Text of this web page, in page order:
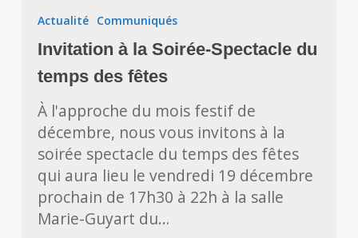
à
Soirée-
Spectacle
du
temps
des
fêtes
Actualité Communiqués
Invitation à la Soirée-Spectacle du
temps des fêtes
À l'approche du mois festif de
décembre, nous vous invitons à la
soirée spectacle du temps des fêtes
qui aura lieu le vendredi 19 décembre
prochain de 17h30 à 22h à la salle
Marie-Guyart du…